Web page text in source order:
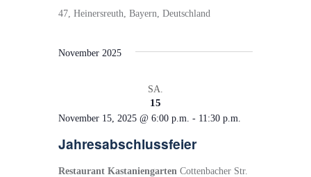
47, Heinersreuth, Bayern, Deutschland
November 2025
SA.
15
Jahresabschlussfeier
November 15, 2025 @ 6:00 p.m. - 11:30 p.m.
Restaurant Kastaniengarten Cottenbacher Str.